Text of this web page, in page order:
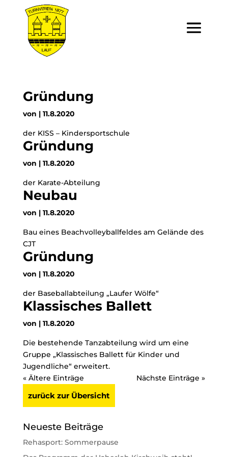
Gründung
von | 11.8.2020
der KISS – Kindersportschule
Gründung
von | 11.8.2020
der Karate-Abteilung
Neubau
von | 11.8.2020
Bau eines Beachvolleyballfeldes am Gelände des
CJT
Gründung
von | 11.8.2020
der Baseballabteilung „Laufer Wölfe“
Klassisches Ballett
von | 11.8.2020
Die bestehende Tanzabteilung wird um eine
Gruppe „Klassisches Ballett für Kinder und
Jugendliche“ erweitert.
« Ältere Einträge
Nächste Einträge »
zurück zur Übersicht
Neueste Beiträge
Rehasport: Sommerpause